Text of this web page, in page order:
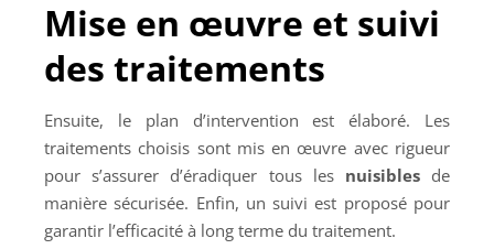
Mise en œuvre et suivi
des traitements
Ensuite, le plan d’intervention est élaboré. Les
traitements choisis sont mis en œuvre avec rigueur
pour s’assurer d’éradiquer tous les nuisiblesde
manière sécurisée. Enfin, un suivi est proposé pour
garantir l’efficacité à long terme du traitement.